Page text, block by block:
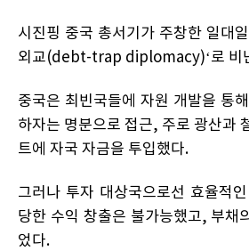
시진핑 중국 총서기가 주창한 일대
외교(debt-trap diplomacy)‘로 비
중국은 최빈국들에 자원 개발을 통
하자는 명분으로 접근, 주로 광산과
트에 자국 자금을 투입했다.
그러나 투자 대상국으로선 효율적
당한 수익 창출은 불가능했고, 부채
었다.